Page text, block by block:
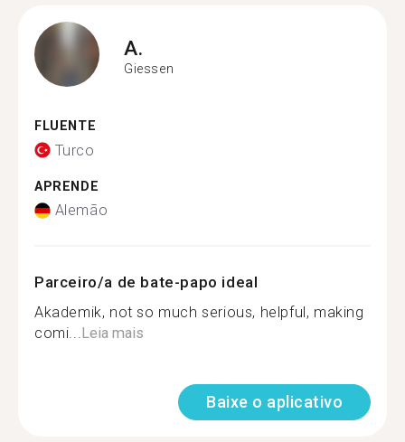
A.
Giessen
FLUENTE
Turco
APRENDE
Alemão
Parceiro/a de bate-papo ideal
Akademik, not so much serious, helpful, making
comi...Leia mais
Baixe o aplicativo